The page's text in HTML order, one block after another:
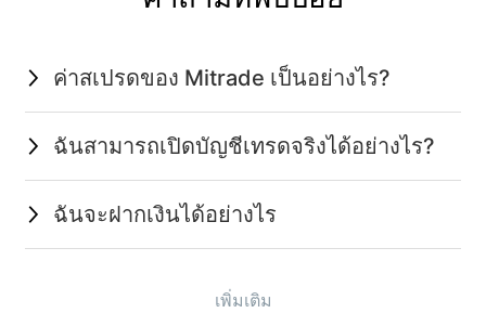
ค่าสเปรดของ Mitrade เป็นอย่างไร?
ฉันสามารถเปิดบัญชีเทรดจริงได้อย่างไร?
ฉันจะฝากเงินได้อย่างไร
เพิ่มเติม